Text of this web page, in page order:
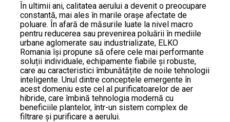
În ultimii ani, calitatea aerului a devenit o preocupare
constantă, mai ales în marile orașe afectate de
poluare. În afară de măsurile luate la nivel macro
pentru reducerea sau prevenirea poluării în mediile
urbane aglomerate sau industrializate, ELKO
Romania își propune să ofere cele mai performante
soluții individuale, echipamente fiabile și robuste,
care au caracteristici îmbunătățite de noile tehnologii
inteligente. Unul dintre conceptele emergente în
acest domeniu este cel al purificatoarelor de aer
hibride, care îmbină tehnologia modernă cu
beneficiile plantelor, într-un sistem complex de
filtrare și purificare a aerului.